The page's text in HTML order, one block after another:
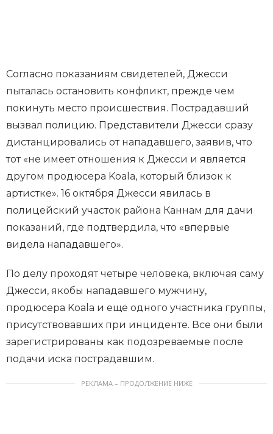
Согласно показаниям свидетелей, Джесси
пыталась остановить конфликт, прежде чем
покинуть место происшествия. Пострадавший
вызвал полицию. Представители Джесси сразу
дистанцировались от нападавшего, заявив, что
тот «не имеет отношения к Джесси и является
другом продюсера Koala, который близок к
артистке». 16 октября Джесси явилась в
полицейский участок района Каннам для дачи
показаний, где подтвердила, что «впервые
видела нападавшего».
По делу проходят четыре человека, включая саму
Джесси, якобы нападавшего мужчину,
продюсера Koala и ещё одного участника группы,
присутствовавших при инциденте. Все они были
зарегистрированы как подозреваемые после
подачи иска пострадавшим.
РЕКЛАМА – ПРОДОЛЖЕНИЕ НИЖЕ